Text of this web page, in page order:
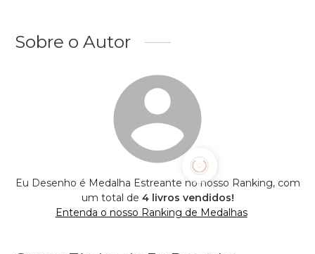
Sobre o Autor
Eu Desenho é Medalha Estreante no nosso Ranking, com
um total de 4 livros vendidos!
Entenda o nosso Ranking de Medalhas